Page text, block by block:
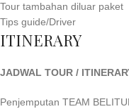
Tour tambahan diluar paket
Tips guide/Driver
ITINERARY
JADWAL TOUR /
Penjemputan TEAM